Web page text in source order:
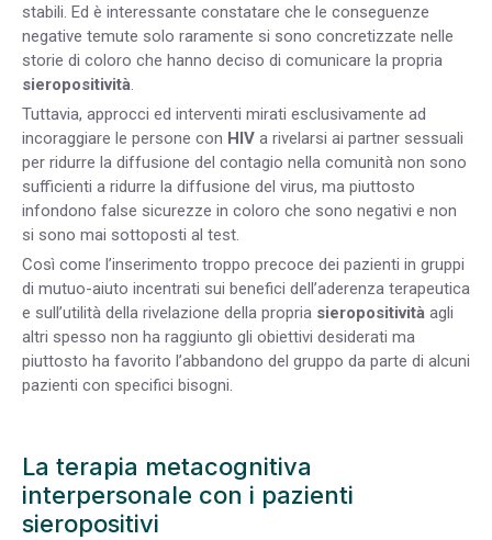
stabili. Ed è interessante constatare che le conseguenze
negative temute solo raramente si sono concretizzate nelle
storie di coloro che hanno deciso di comunicare la propria
sieropositività.
Tuttavia, approcci ed interventi mirati esclusivamente ad
incoraggiare le persone con HIV a rivelarsi ai partner sessuali
per ridurre la diffusione del contagio nella comunità non sono
sufficienti a ridurre la diffusione del virus, ma piuttosto
infondono false sicurezze in coloro che sono negativi e non
si sono mai sottoposti al test.
Così come l’inserimento troppo precoce dei pazienti in gruppi
di mutuo-aiuto incentrati sui benefici dell’aderenza terapeutica
e sull’utilità della rivelazione della propria sieropositività agli
altri spesso non ha raggiunto gli obiettivi desiderati ma
piuttosto ha favorito l’abbandono del gruppo da parte di alcuni
pazienti con specifici bisogni.
La terapia metacognitiva
interpersonale con i pazienti
sieropositivi